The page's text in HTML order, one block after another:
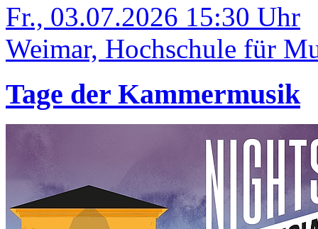
Fr., 03.07.2026 15:30 Uhr
Weimar, Hochschule für
Tage der Kammermusik